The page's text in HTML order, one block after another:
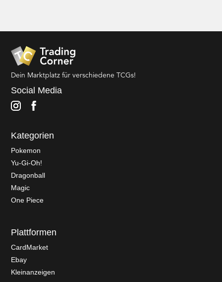
Dein Marktplatz für verschiedene TCGs!
Social Media
Kategorien
Pokemon
Yu-Gi-Oh!
Dragonball
Magic
One Piece
Plattformen
CardMarket
Ebay
Kleinanzeigen